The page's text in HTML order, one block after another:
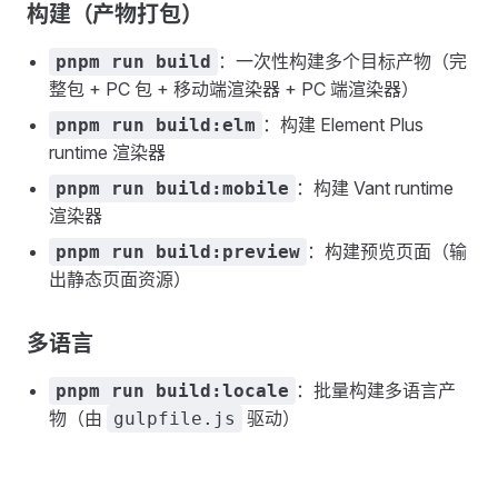
构建（产物打包）
pnpm run build ：一次性构建多个目标产物（完
整包 + PC 包 + 移动端渲染器 + PC 端渲染器）
pnpm run build:elm ：构建 Element Plus
runtime 渲染器
pnpm run build:mobile ：构建 Vant runtime
渲染器
pnpm run build:preview ：构建预览页面（输
出静态页面资源）
多语言
pnpm run build:locale ：批量构建多语言产
物（由
gulpfile.js 驱动）